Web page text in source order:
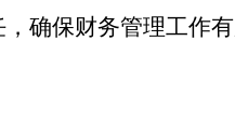
确保财务管理工作有